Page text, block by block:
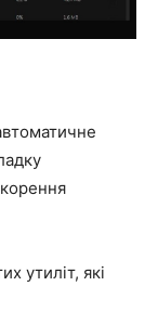
утиліт, які